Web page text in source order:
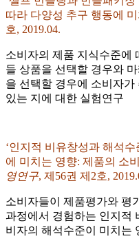
따라 다양성 추구 행동에
호, 2019.04.
소비자의 제품 지식수준에
들 상품을 선택할 경우와
을 선택할 경우에 소비자
있는 지에 대한 실험연구
‘인지적 비유창성과 해석
에 미치는 영향: 제품의 소
영연구, 제56권 제2호,
소비자들이 제품평가와 평
과정에서 경험하는 인지적
비자의 해석수준이 미치는